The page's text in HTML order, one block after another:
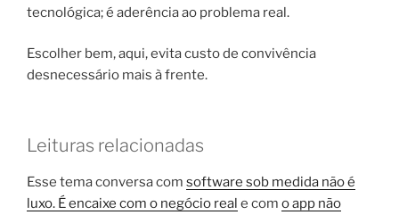
tecnológica; é aderência ao problema real.
Escolher bem, aqui, evita custo de convivência
desnecessário mais à frente.
Leituras relacionadas
Esse tema conversa com software sob medida não é
luxo. É encaixe com o negócio real e com o app não